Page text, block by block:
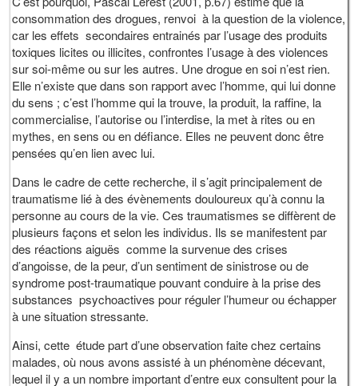
consommation des drogues, renvoi à la question de la violence,
car les effets secondaires entrainés par l’usage des produits
toxiques licites ou illicites, confrontes l’usage à des violences
sur soi-même ou sur les autres. Une drogue en soi n’est rien.
Elle n’existe que dans son rapport avec l’homme, qui lui donne
du sens ; c’est l’homme qui la trouve, la produit, la raffine, la
commercialise, l’autorise ou l’interdise, la met à rites ou en
mythes, en sens ou en défiance. Elles ne peuvent donc être
pensées qu’en lien avec lui.
Dans le cadre de cette recherche, il s’agit principalement de
traumatisme lié à des évènements douloureux qu’à connu la
personne au cours de la vie. Ces traumatismes se diffèrent de
plusieurs façons et selon les individus. Ils se manifestent par
des réactions aiguës comme la survenue des crises
d’angoisse, de la peur, d’un sentiment de sinistrose ou de
syndrome post-traumatique pouvant conduire à la prise des
substances psychoactives pour réguler l’humeur ou échapper
à une situation stressante.
Ainsi, cette étude part d’une observation faite chez certains
malades, où nous avons assisté à un phénomène décevant,
lequel il y a un nombre important d’entre eux consultent pour la